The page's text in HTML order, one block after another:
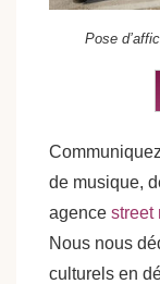
Pose
de musique,
agence street
Nous nous
culturels en